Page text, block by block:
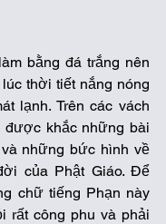
bằng đá trắng nên
thời tiết nắng nóng
lạnh. Trên các vách
được khắc những bài
những bức hình về
của Phật Giáo. Để
chữ tiếng Phạn này
rất công phu và phải